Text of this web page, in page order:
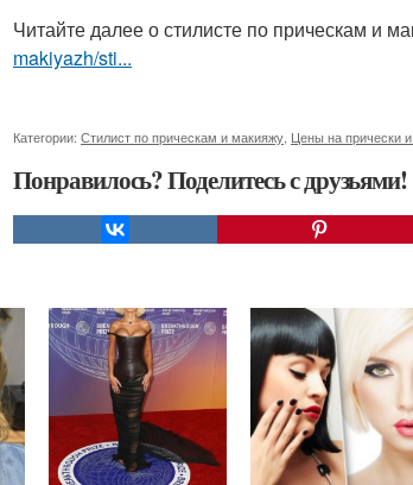
Читайте далее о стилисте по прическам и
makiyazh/sti...
Категории: Стилист по прическам и макияжу Цены на прически
Понравилось? Поделитесь с друзьями!